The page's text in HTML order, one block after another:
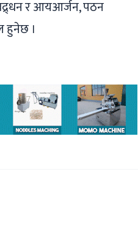
र आयआर्जन, पठन
हुनेछ ।